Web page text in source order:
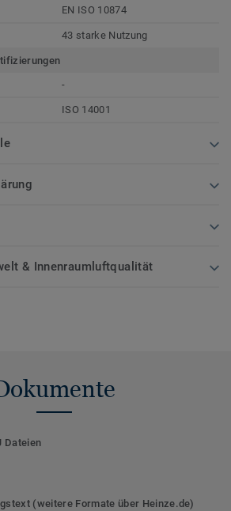
EN ISO 10874
43 starke Nutzung
-
ISO 14001
& Innenraumluftqualität
Dateien
(weitere Formate über Heinze.de)